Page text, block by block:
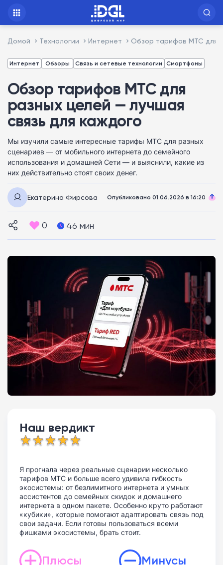
Домой Технологии Интернет Обзор тарифов МТС для
Интернет Обзоры Связь и сетевые технологии Смартфоны
Обзор тарифов МТС для
разных целей — лучшая
связь для каждого
Мы изучили самые интересные тарифы МТС для разных
сценариев — от мобильного интернета до семейного
использования и домашней Сети — и выяснили, какие из
них действительно стоят своих денег.
Екатерина Фирсова Опубликовано 01.06.2026 в 16:20
0 46 мин
Наш вердикт
Я прогнала через реальные сценарии несколько
тарифов МТС и больше всего удивила гибкость
экосистемы: от безлимитного интернета и умных
ассистентов до семейных скидок и домашнего
интернета в одном пакете. Особенно круто работают
«кубики», которые помогают адаптировать связь под
свои задачи. Если готовы пользоваться всеми
фишками экосистемы, брать стоит.
Плюсы Минусы